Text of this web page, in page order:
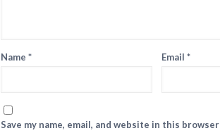
Name * Email*
Save my name, email, and website in this